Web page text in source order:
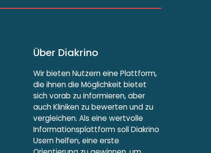
Über Diakrino
Wir bieten Nutzern eine Plattform,
die ihnen die Möglichkeit bietet
sich vorab zu informieren, aber
auch Kliniken zu bewerten und zu
vergleichen. Als eine wertvolle
Informationsplattform soll Diakrino
Usern helfen, eine erste